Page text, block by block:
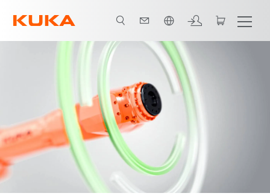
Döngüsel Hizmetler my.KUKA Marketplace İletişim